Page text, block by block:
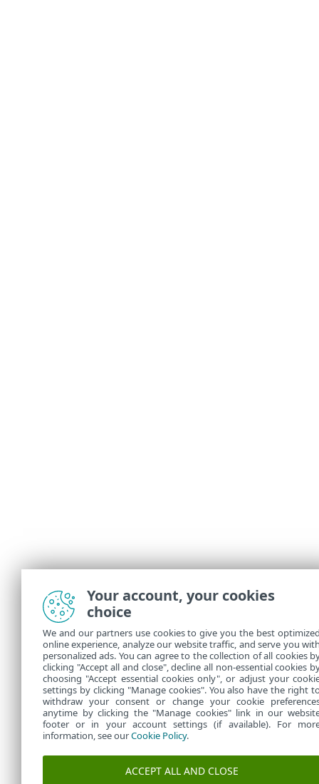
Your account, your cookies
choice
We and our partners use cookies to give you the best
online experience, analyze our website traffic, and serve you
personalized ads. You can agree to the collection of all cookies
clicking "Accept all and close", decline all non-essential cookies
choosing "Accept essential cookies only", or adjust your
settings by clicking "Manage cookies". You also have the right
withdraw your consent or change your cookie
anytime by clicking the "Manage cookies" link in our
footer or in your account settings (if available). For
information, see ourCookie Policy.
ACCEPT ALL AND CLOSE